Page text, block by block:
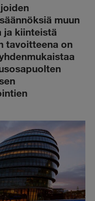
muun
ja kiinteistä
tavoitteena on